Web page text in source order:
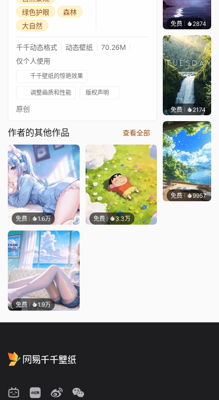
绿色护眼
森林
大自然
千千动态格式 动态壁纸
70.26M
仅个人使用
千千壁纸的惊艳效果
调整画质和性能 版权声明
原创
作者的其他作品 查看全部
免费 1.6万 免费 3.3万
免费 1.9万
免费 2874
免费 2174
免费 9957叮叮